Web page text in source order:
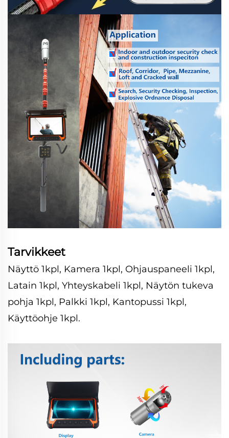
Tarvikkeet
Näyttö 1kpl, Kamera 1kpl, Ohjauspaneeli 1kpl,
Latain 1kpl, Yhteyskabeli 1kpl, Näytön tukeva
pohja 1kpl, Palkki 1kpl, Kantopussi 1kpl,
Käyttöohje 1kpl.